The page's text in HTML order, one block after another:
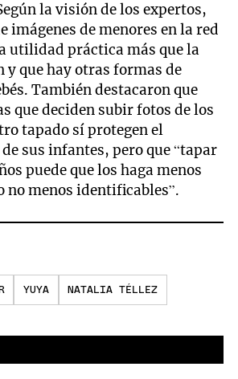
la visión de los expertos,
imágenes de menores en la red
utilidad práctica más que la
y que hay otras formas de
También destacaron que
que deciden subir fotos de los
tapado sí protegen el
sus infantes, pero que “tapar
puede que los haga menos
no menos identificables”.
YUYA NATALIA TÉLLEZ